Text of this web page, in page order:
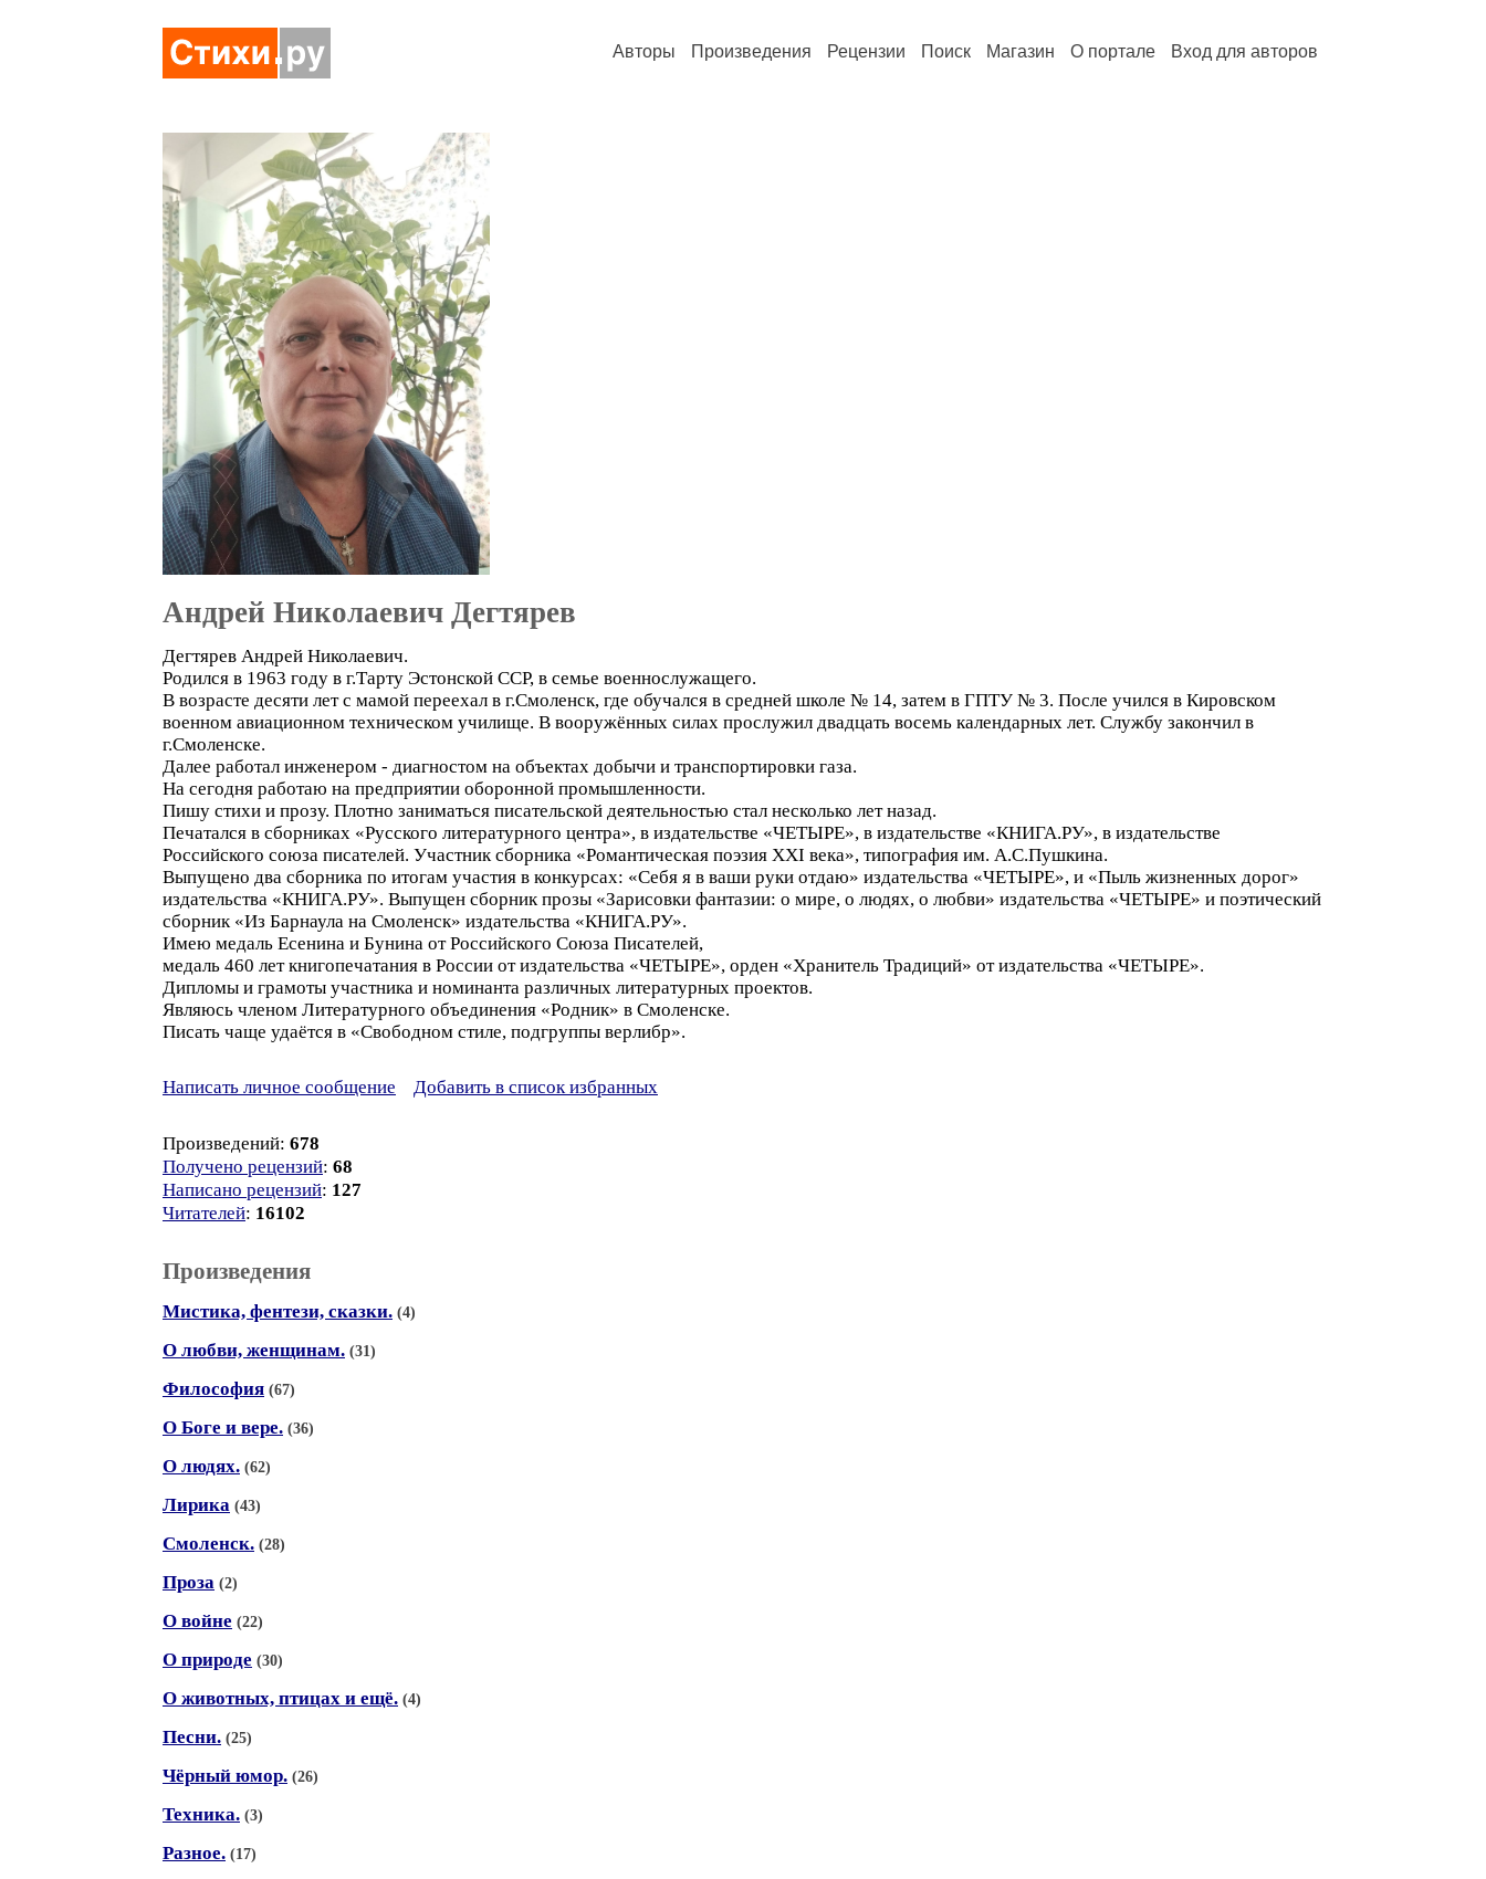
Авторы Произведения Рецензии Поиск Магазин О портале Вход для авторов
Андрей Николаевич Дегтярев
Дегтярев Андрей Николаевич.
Родился в 1963 году в г.Тарту Эстонской ССР, в семье военнослужащего.
В возрасте десяти лет с мамой переехал в г.Смоленск, где обучался в средней школе № 14, затем в ГПТУ № 3. После учился в Кировском
военном авиационном техническом училище. В вооружённых силах прослужил двадцать восемь календарных лет. Службу закончил в
г.Смоленске.
Далее работал инженером - диагностом на объектах добычи и транспортировки газа.
На сегодня работаю на предприятии оборонной промышленности.
Пишу стихи и прозу. Плотно заниматься писательской деятельностью стал несколько лет назад.
Печатался в сборниках «Русского литературного центра», в издательстве «ЧЕТЫРЕ», в издательстве «КНИГА.РУ», в издательстве
Российского союза писателей. Участник сборника «Романтическая поэзия XXI века», типография им. А.С.Пушкина.
Выпущено два сборника по итогам участия в конкурсах: «Себя я в ваши руки отдаю» издательства «ЧЕТЫРЕ», и «Пыль жизненных дорог»
издательства «КНИГА.РУ». Выпущен сборник прозы «Зарисовки фантазии: о мире, о людях, о любви» издательства «ЧЕТЫРЕ» и поэтический
сборник «Из Барнаула на Смоленск» издательства «КНИГА.РУ».
Имею медаль Есенина и Бунина от Российского Союза Писателей,
медаль 460 лет книгопечатания в России от издательства «ЧЕТЫРЕ», орден «Хранитель Традиций» от издательства «ЧЕТЫРЕ».
Дипломы и грамоты участника и номинанта различных литературных проектов.
Являюсь членом Литературного объединения «Родник» в Смоленске.
Писать чаще удаётся в «Свободном стиле, подгруппы верлибр».
Написать личное сообщение Добавить в список избранных
Произведений: 678
Получено рецензий: 68
Написано рецензий: 127
Читателей: 16102
Произведения
Мистика, фентези, сказки. (4)
О любви, женщинам. (31)
Философия (67)
О Боге и вере. (36)
О людях. (62)
Лирика (43)
Смоленск. (28)
Проза (2)
О войне (22)
О природе (30)
О животных, птицах и ещё. (4)
Песни. (25)
Чёрный юмор. (26)
Техника. (3)
Разное. (17)